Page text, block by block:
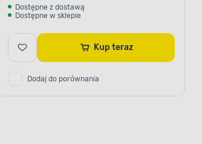
Dostępne z dostawą
Dostępne w sklepie
Kup teraz
Dodaj do porównania